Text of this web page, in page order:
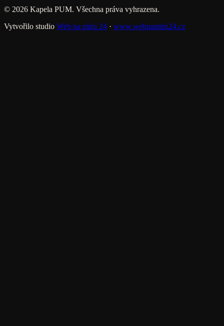
© 2026 Kapela PUM. Všechna práva vyhrazena.
Vytvořilo studio Web na míru 24 · www.webnamiru24.cz